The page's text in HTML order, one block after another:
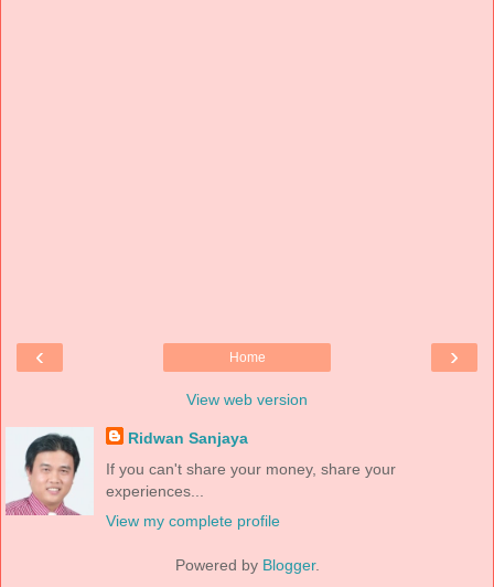
‹ ›
Home
View web version
Ridwan Sanjaya
If you can't share your money, share your
experiences...
View my complete profile
Powered by Blogger.